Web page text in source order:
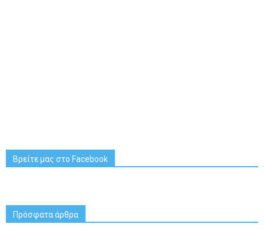
Βρείτε μας στο Facebook
Πρόσφατα άρθρα